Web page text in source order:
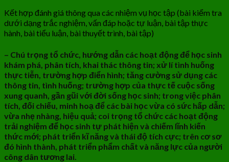
Kết hợp đánh giá thông qua các nhiệm vụ học tập (bài kiểm tra
dưới dạng trắc nghiệm, vấn đáp hoặc tự luận, bài tập thực
hành, bài tiểu luận, bài thuyết trình, bài tập)
– Chú trọng tổ chức, hướng dẫn các hoạt động để học sinh
khám phá, phân tích, khai thác thông tin; xử lí tình huống
thực tiễn, trường hợp điển hình; tăng cường sử dụng các
thông tin, tình huống; trường hợp của thực tế cuộc sống
xung quanh, gần gũi với đời sống học sinh; trong việc phân
tích, đối chiếu, minh hoạ để các bài học vừa có sức hấp dẫn;
vừa nhẹ nhàng, hiệu quả; coi trọng tổ chức các hoạt động
trải nghiệm để học sinh tự phát hiện và chiếm lĩnh kiến
thức mới; phát triển kĩ năng và thái độ tích cực; trên cơ sơ
đó hình thành, phát triển phẩm chất và năng lực của người
công dân tương lai.